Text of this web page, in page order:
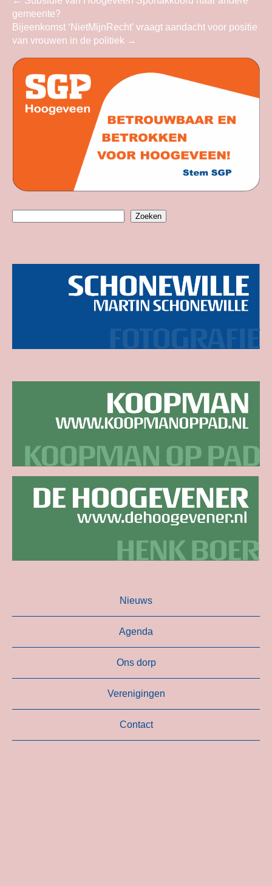
navigatie
gemeente?
Bijeenkomst ‘NietMijnRecht’ vraagt aandacht voor positie
van vrouwen in de politiek →
Zoeken
Nieuws
Agenda
Ons dorp
Verenigingen
Contact